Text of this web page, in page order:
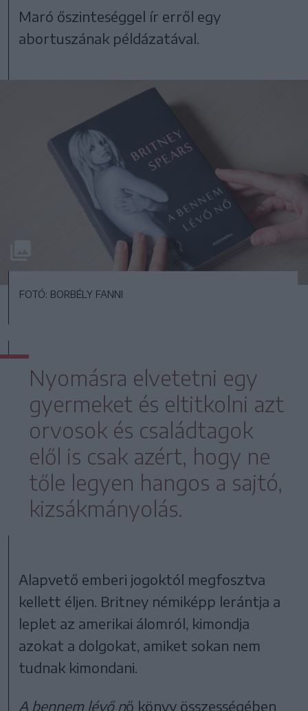
Maró őszinteséggel ír erről egy
abortuszának példázatával.
FOTÓ: BORBÉLY FANNI
Nyomásra elvetetni egy
gyermeket és eltitkolni azt
orvosok és családtagok
elől is csak azért, hogy ne
tőle legyen hangos a sajtó,
kizsákmányolás.
Alapvető emberi jogoktól megfosztva
kellett éljen. Britney némiképp lerántja a
leplet az amerikai álomról, kimondja
azokat a dolgokat, amiket sokan nem
tudnak kimondani.
A bennem lévő nő könyv összességében